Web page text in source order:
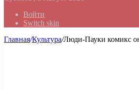
Войти
Switch skin
Главная/Культура/Люди-Пауки комикс